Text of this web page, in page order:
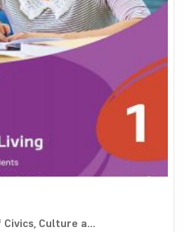
Culture a...